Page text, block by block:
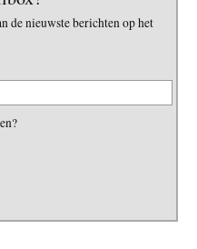
de nieuwste berichten op het